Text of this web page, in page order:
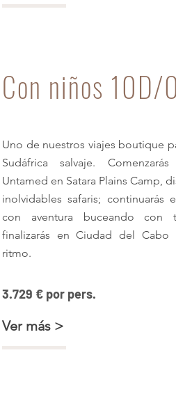
Con niños 10D/
Uno de nuestros viajes boutique
Sudáfrica salvaje.
Untamed en Satara Plains Camp,
inolvidables safaris; continuarás
con aventura buceando con
finalizarás en Ciudad del
ritmo.
3.729 € por pers.
Ver más >